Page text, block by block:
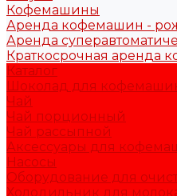
Кофемашины
Аренда кофемашин -
Аренда
Краткосрочная аренда
Каталог
Шоколад для
Чай
Чай порционный
Чай рассыпной
Аксессуары для
Насосы
Оборудование для
Холодильник для